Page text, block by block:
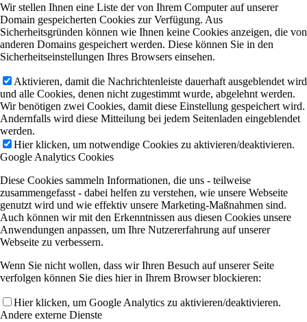
Wir stellen Ihnen eine Liste der von Ihrem Computer auf unserer
Domain gespeicherten Cookies zur Verfügung. Aus
Sicherheitsgründen können wie Ihnen keine Cookies anzeigen, die von
anderen Domains gespeichert werden. Diese können Sie in den
Sicherheitseinstellungen Ihres Browsers einsehen.
Aktivieren, damit die Nachrichtenleiste dauerhaft ausgeblendet wird
und alle Cookies, denen nicht zugestimmt wurde, abgelehnt werden.
Wir benötigen zwei Cookies, damit diese Einstellung gespeichert wird.
Andernfalls wird diese Mitteilung bei jedem Seitenladen eingeblendet
werden.
Hier klicken, um notwendige Cookies zu aktivieren/deaktivieren.
Google Analytics Cookies
Diese Cookies sammeln Informationen, die uns - teilweise
zusammengefasst - dabei helfen zu verstehen, wie unsere Webseite
genutzt wird und wie effektiv unsere Marketing-Maßnahmen sind.
Auch können wir mit den Erkenntnissen aus diesen Cookies unsere
Anwendungen anpassen, um Ihre Nutzererfahrung auf unserer
Webseite zu verbessern.
Wenn Sie nicht wollen, dass wir Ihren Besuch auf unserer Seite
verfolgen können Sie dies hier in Ihrem Browser blockieren:
Hier klicken, um Google Analytics zu aktivieren/deaktivieren.
Andere externe Dienste